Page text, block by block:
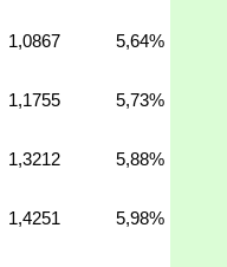
1,0867 5,64%
1,1755 5,73%
1,3212 5,88%
1,4251 5,98%